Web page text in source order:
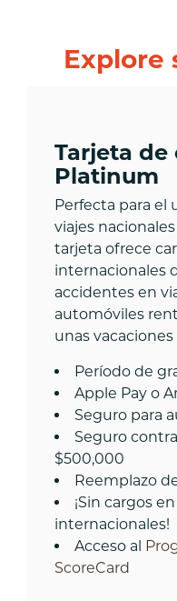
Explore
Tarjeta de
Platinum
Perfecta para el
viajes
tarjeta ofrece
internacionales
accidentes en
automóviles
unas
Período de
Apple Pay o
Seguro para
Seguro
$500,000
Reemplazo
¡Sin cargos
internacionales!
Acceso al
ScoreCard